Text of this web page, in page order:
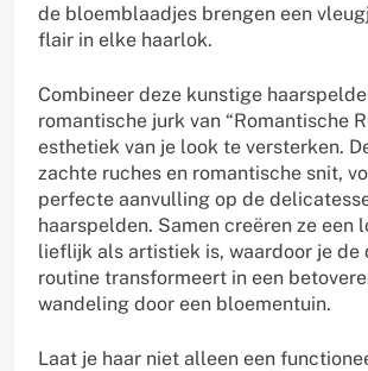
de bloemblaadjes brengen een
flair in elke haarlok.
Combineer deze kunstige
romantische jurk van “Romantische
esthetiek van je look te versterken.
zachte ruches en romantische snit,
perfecte aanvulling op de
haarspelden. Samen creëren ze een
lieflijk als artistiek is, waardoor je de
routine transformeert in een
wandeling door een bloementuin.
Laat je haar niet alleen een